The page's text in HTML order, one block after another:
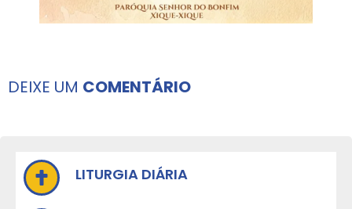
DEIXE UM COMENTÁRIO
LITURGIA DIÁRIA